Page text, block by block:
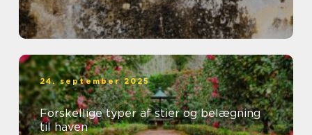
24. september 2025
Forskellige typer af stier og belægning
til haven